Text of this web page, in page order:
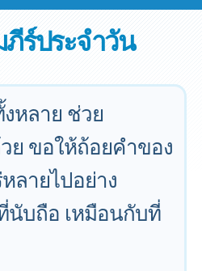
ร์ประจำวัน
หลาย ช่วย
ย ขอให้ถ้อยคำของ
ลายไปอย่าง
นับถือ เหมือนกับที่